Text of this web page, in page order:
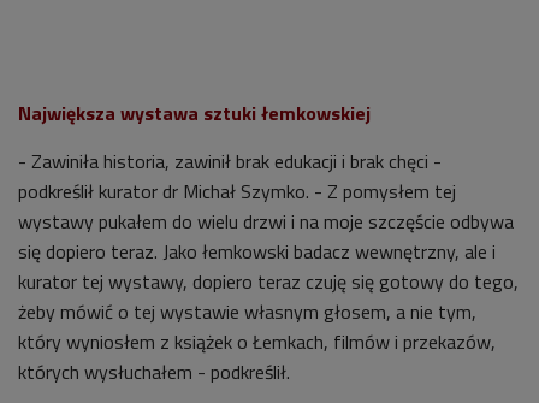
Największa wystawa sztuki łemkowskiej
- Zawiniła historia, zawinił brak edukacji i brak chęci -
podkreślił kurator dr Michał Szymko. - Z pomysłem tej
wystawy pukałem do wielu drzwi i na moje szczęście odbywa
się dopiero teraz. Jako łemkowski badacz wewnętrzny, ale i
kurator tej wystawy, dopiero teraz czuję się gotowy do tego,
żeby mówić o tej wystawie własnym głosem, a nie tym,
który wyniosłem z książek o Łemkach, filmów i przekazów,
których wysłuchałem - podkreślił.